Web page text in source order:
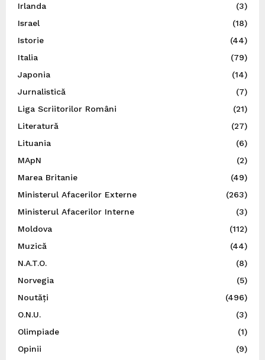
Irlanda
(3)
Israel
(18)
Istorie
(44)
Italia
(79)
Japonia
(14)
Jurnalistică
(7)
Liga Scriitorilor Români
(21)
Literatură
(27)
Lituania
(6)
MApN
(2)
Marea Britanie
(49)
Ministerul Afacerilor Externe
(263)
Ministerul Afacerilor Interne
(3)
Moldova
(112)
Muzică
(44)
N.A.T.O.
(8)
Norvegia
(5)
Noutăți
(496)
O.N.U.
(3)
Olimpiade
(1)
Opinii
(9)